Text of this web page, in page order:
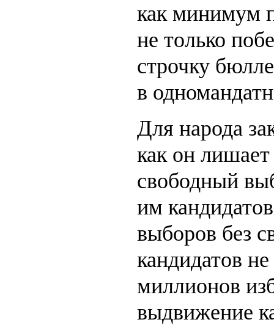
как минимум
не только
строчку
в
Для народа
как он
свободный
им
выборов без
кандидатов
миллионов
выдвижение